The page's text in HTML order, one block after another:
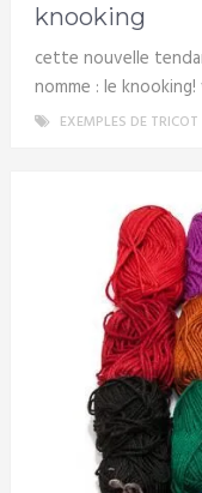
knooking
cette nouvelle
nomme : le
EXEMPLES DE TRICOT